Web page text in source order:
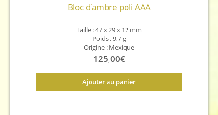
Bloc d’ambre poli AAA
Taille : 47 x 29 x 12 mm
Poids : 9,7 g
Origine : Mexique
125,00€
Ajouter au panier